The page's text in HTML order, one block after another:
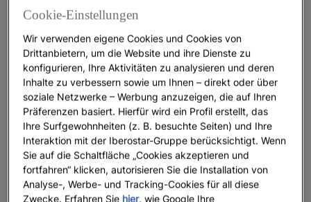
Pädagogik, der in den 80er Jahren sein
Fachgebiet revolutionierte und davon ausgeht,
dass das kindliche Denken die Summe
verschiedener Fertigkeiten ist, die über die
schulisch verstärkt gelehrte mathematische
und sprachliche Logik hinaus gehen. Star
Camp konzentriert sich darauf,das
Einfühlungsvermögen, Selbstbewusstsein,
Interaktion, Tanz und Bewegung, die Liebe und
Kenntnis der Umwelt und den Orientierungssinn
zu fördern, damit die Kinder die restlichen
Intelligenzen entdecken und weiter entwickeln
Cookie-Einstellungen
Wir verwenden eigene Cookies und Cookies von
Drittanbietern, um die Website und ihre Dienste zu
konfigurieren, Ihre Aktivitäten zu analysieren und deren
Inhalte zu verbessern sowie um Ihnen – direkt oder über
soziale Netzwerke – Werbung anzuzeigen, die auf Ihren
Präferenzen basiert. Hierfür wird ein Profil erstellt, das
Ihre Surfgewohnheiten (z. B. besuchte Seiten) und Ihre
Interaktion mit der Iberostar-Gruppe berücksichtigt. Wenn
Sie auf die Schaltfläche „Cookies akzeptieren und
fortfahren“ klicken, autorisieren Sie die Installation von
Analyse-, Werbe- und Tracking-Cookies für all diese
Zwecke. Erfahren Sie hier, wie Google Ihre